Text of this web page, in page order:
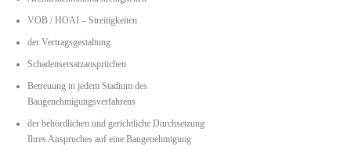
VOB / HOAI – Streitigkeiten
der Vertragsgestaltung
Schadensersatzansprüchen
Betreuung in jedem Stadium des
Baugenehmigungsverfahrens
der behördlichen und gerichtliche Durchsetzung
Ihres Anspruches auf eine Baugenehmigung